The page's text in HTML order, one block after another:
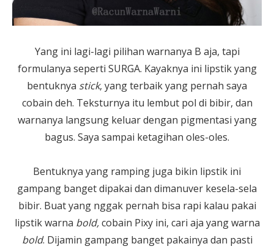
Yang ini lagi-lagi pilihan warnanya B aja, tapi
formulanya seperti SURGA. Kayaknya ini lipstik yang
bentuknya stick, yang terbaik yang pernah saya
cobain deh. Teksturnya itu lembut pol di bibir, dan
warnanya langsung keluar dengan pigmentasi yang
bagus. Saya sampai ketagihan oles-oles.
Bentuknya yang ramping juga bikin lipstik ini
gampang banget dipakai dan dimanuver kesela-sela
bibir. Buat yang nggak pernah bisa rapi kalau pakai
lipstik warna bold,cobain Pixy ini, cari aja yang warna
bold. Dijamin gampang banget pakainya dan pasti